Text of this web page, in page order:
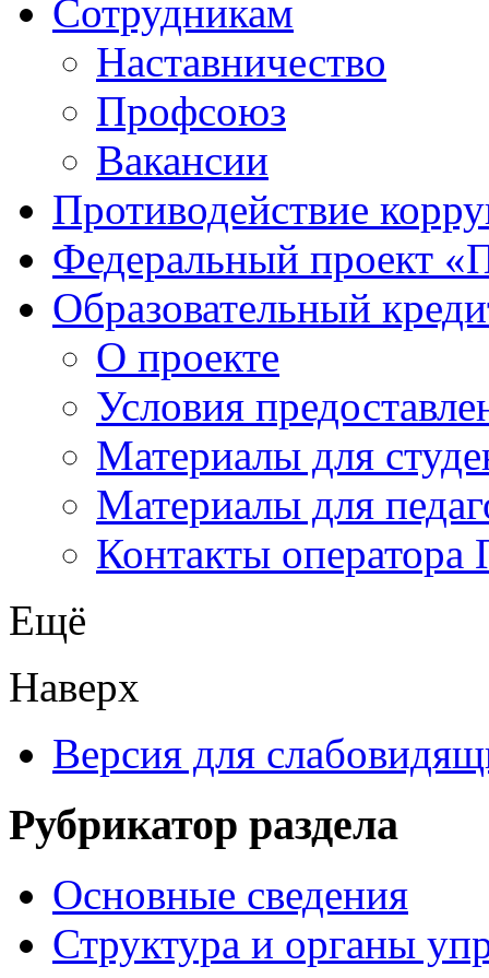
Сотрудникам
Наставничество
Профсоюз
Вакансии
Противодействие
Федеральный проект
Образовательный
О проекте
Условия
Материалы для
Материалы для
Контакты оператора
Ещё
Наверх
Версия для
Рубрикатор раздела
Основные сведения
Структура и органы